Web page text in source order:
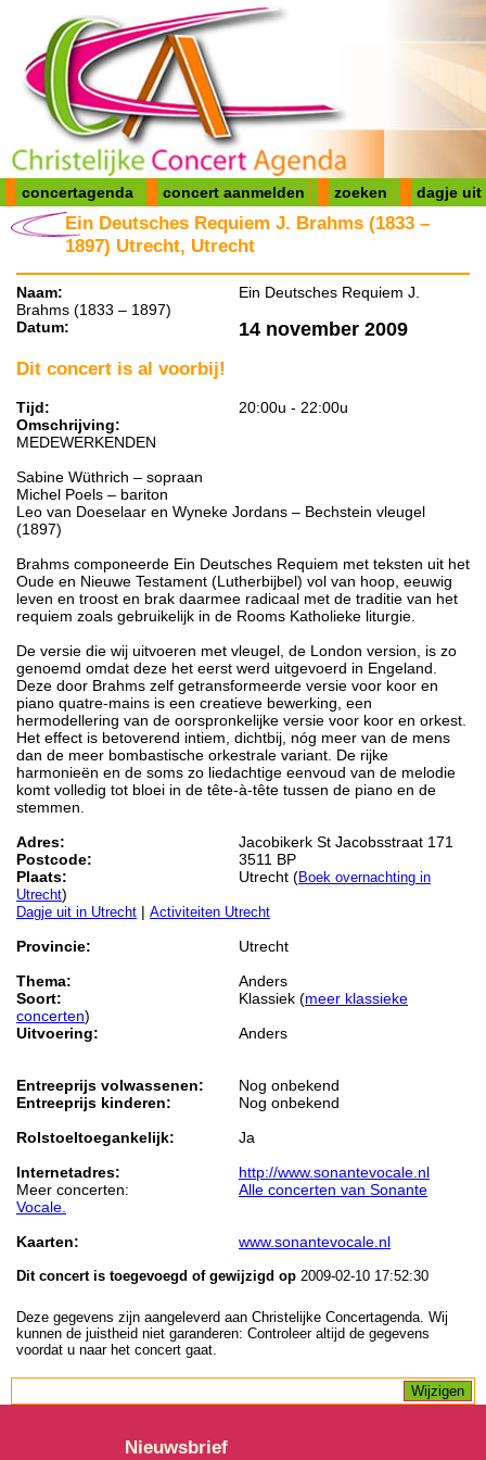
concertagenda concert aanmelden zoeken dagje uit
Ein Deutsches Requiem J. Brahms (1833 –
1897) Utrecht, Utrecht
Naam:
Ein Deutsches Requiem J.
Brahms (1833 – 1897)
Datum:
14 november 2009
Dit concert is al voorbij!
Tijd:
20:00u - 22:00u
Omschrijving:
MEDEWERKENDEN
Sabine Wüthrich – sopraan
Michel Poels – bariton
Leo van Doeselaar en Wyneke Jordans – Bechstein vleugel
(1897)
Brahms componeerde Ein Deutsches Requiem met teksten uit het
Oude en Nieuwe Testament (Lutherbijbel) vol van hoop, eeuwig
leven en troost en brak daarmee radicaal met de traditie van het
requiem zoals gebruikelijk in de Rooms Katholieke liturgie.
De versie die wij uitvoeren met vleugel, de London version, is zo
genoemd omdat deze het eerst werd uitgevoerd in Engeland.
Deze door Brahms zelf getransformeerde versie voor koor en
piano quatre-mains is een creatieve bewerking, een
hermodellering van de oorspronkelijke versie voor koor en orkest.
Het effect is betoverend intiem, dichtbij, nóg meer van de mens
dan de meer bombastische orkestrale variant. De rijke
harmonieën en de soms zo liedachtige eenvoud van de melodie
komt volledig tot bloei in de tête-à-tête tussen de piano en de
stemmen.
Adres:
Jacobikerk St Jacobsstraat 171
Postcode:
3511 BP
Plaats:
Utrecht (Boek overnachting in
Utrecht)
Dagje uit in Utrecht | Activiteiten Utrecht
Provincie:
Utrecht
Thema:
Anders
Soort:
Klassiek (meer klassieke
concerten)
Uitvoering:
Anders
Entreeprijs volwassenen:
Nog onbekend
Entreeprijs kinderen:
Nog onbekend
Rolstoeltoegankelijk:
Ja
Internetadres:
http://www.sonantevocale.nl
Meer concerten:
Alle concerten van Sonante
Vocale.
Kaarten:
www.sonantevocale.nl
Dit concert is toegevoegd of gewijzigd op 2009-02-10 17:52:30
Deze gegevens zijn aangeleverd aan Christelijke Concertagenda. Wij
kunnen de juistheid niet garanderen: Controleer altijd de gegevens
voordat u naar het concert gaat.
Nieuwsbrief